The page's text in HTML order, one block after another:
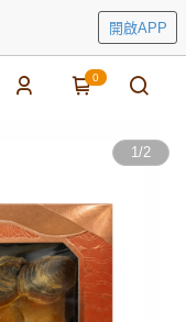
開啟APP
0
1/2